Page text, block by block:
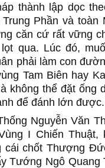
thành lập dọc
Phần và toàn
căn cứ rất vững
qua. Lúc đó,
phải làm con
Tam Biên hay
không thể đặt ống
để đánh lớn được.
Nguyễn Văn
I Chiến Thuật,
chốt Thượng
Tướng Ngô Quang